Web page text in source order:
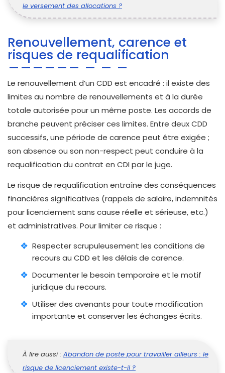
le versement des allocations ?
Renouvellement, carence et
risques de requalification
Le renouvellement d’un CDD est encadré : il existe des
limites au nombre de renouvellements et à la durée
totale autorisée pour un même poste. Les accords de
branche peuvent préciser ces limites. Entre deux CDD
successifs, une période de carence peut être exigée ;
son absence ou son non-respect peut conduire à la
requalification du contrat en CDI par le juge.
Le risque de requalification entraîne des conséquences
financières significatives (rappels de salaire, indemnités
pour licenciement sans cause réelle et sérieuse, etc.)
et administratives. Pour limiter ce risque :
Respecter scrupuleusement les conditions de
recours au CDD et les délais de carence.
Documenter le besoin temporaire et le motif
juridique du recours.
Utiliser des avenants pour toute modification
importante et conserver les échanges écrits.
À lire aussi : Abandon de poste pour travailler ailleurs : le
risque de licenciement existe-t-il ?